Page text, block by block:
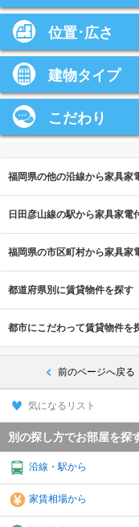
位置･広さ
建物タイプ
こだわり
福岡県の他の沿線から家具家
日田彦山線の駅から家具家電
福岡県の市区町村から家具家
都道府県別に賃貸物件を探す
都市にこだわって賃貸物件を
前のページへ戻る
気になるリスト
別の探し方でお部屋を探
沿線・駅から
家賃相場から